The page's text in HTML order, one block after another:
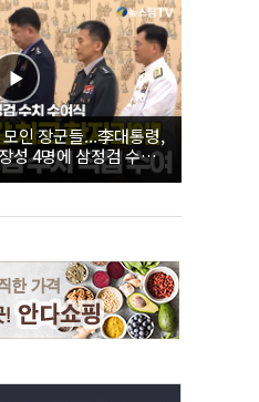
인 장군들...李대통령,
성 4명에 삼정검 수치
성 진급·삼정검 수치